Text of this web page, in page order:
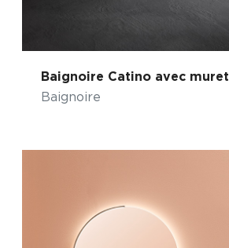
Baignoire Catino avec muret
Baignoire